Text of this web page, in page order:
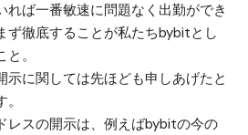
れば一番敏速に問題なく出勤ができ
ず徹底することが私たちbybitとし
。
示に関しては先ほども申しあげたと
レスの開示は、例えばbybitの今の